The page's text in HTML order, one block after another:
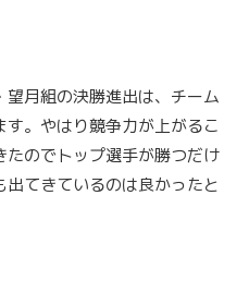
月組の決勝進出は、チーム
。やはり競争力が上がるこ
のでトップ選手が勝つだけ
てきているのは良かったと